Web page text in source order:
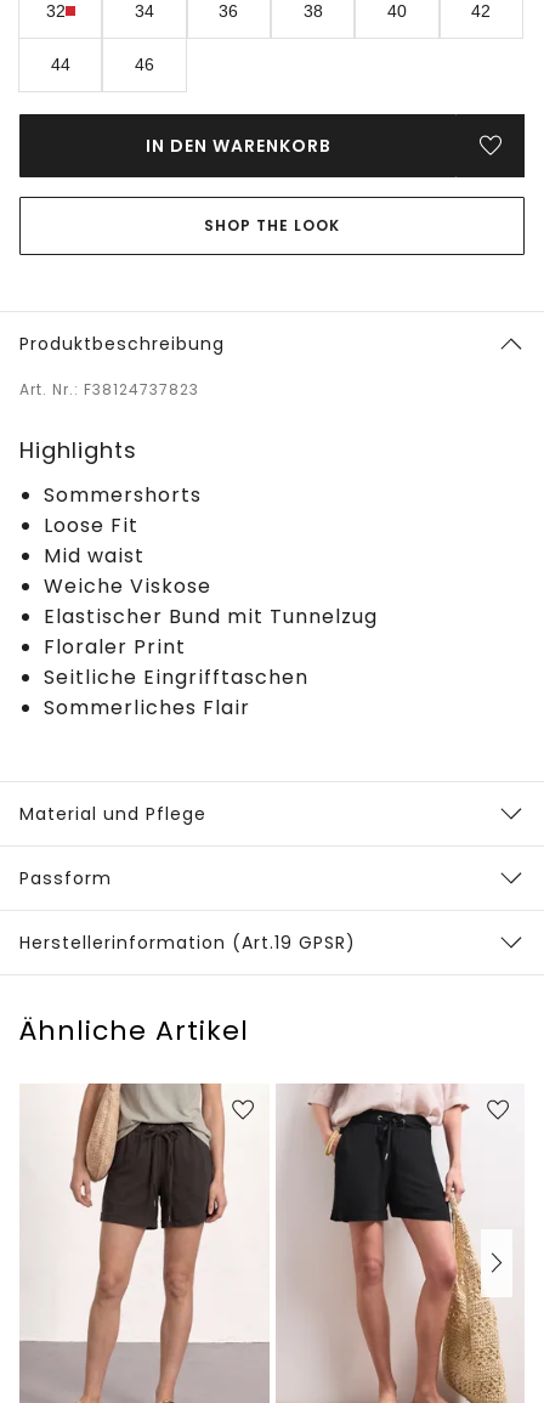
32 34 36 38 40 42
44 46
IN DEN WARENKORB
SHOP THE LOOK
Produktbeschreibung
Art. Nr.: F38124737823
Highlights
Sommershorts
Loose Fit
Mid waist
Weiche Viskose
Elastischer Bund mit Tunnelzug
Floraler Print
Seitliche Eingrifftaschen
Sommerliches Flair
Material und Pflege
Passform
Herstellerinformation (Art.19 GPSR)
Ähnliche Artikel